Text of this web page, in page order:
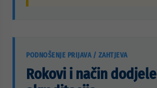
PODNOŠENJE PRIJAVA / ZAHTJEVA
Rokovi i način dodjele